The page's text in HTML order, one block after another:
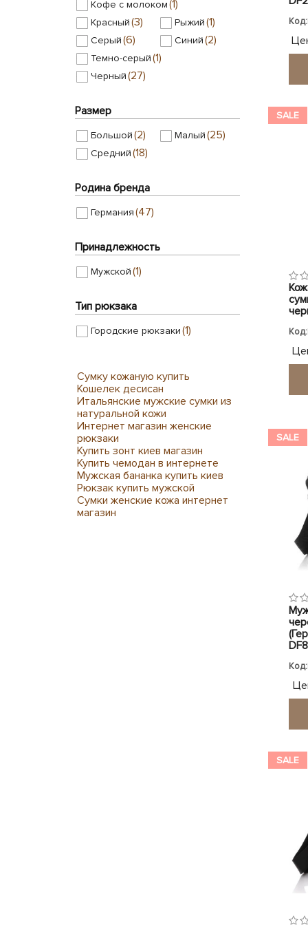
Borsa Leather (74)
Canpellini(42) (23)
Discovery (6)
Кофе с молоком(1)
Красный(3) Рыжий(1)
Серый(6) Синий(2)
Темно-серый(1)
Черный(27)
Размер
Большой(2) Малый(25)
Средний(18)
Родина бренда
Германия(47)
Принадлежность
Мужской(1)
Тип рюкзака
Городские рюкзаки(1)
Сумку кожаную купить
Кошелек десисан
Итальянские мужские сумки из
натуральной кожи
Интернет магазин женские
рюкзаки
Купить зонт киев магазин
Купить чемодан в интернете
Мужская бананка купить киев
Рюкзак купить мужской
Сумки женские кожа интернет
магазин
Код:
SALE
Код:
SALE
Код:
SALE